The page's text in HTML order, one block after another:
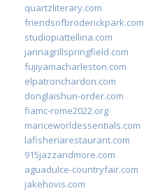
quartzliterary.com
friendsofbroderickpark.com
studiopiattellina.com
jannagrillspringfield.com
fujiyamacharleston.com
elpatronchardon.com
donglaishun-order.com
fiamc-rome2022.org
mariceworldessentials.com
lafisheriarestaurant.com
915jazzandmore.com
aguadulce-countryfair.com
jakehovis.com